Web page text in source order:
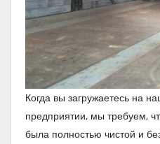
Когда вы загружаетесь на
предприятии, мы требуем,
была полностью чистой и